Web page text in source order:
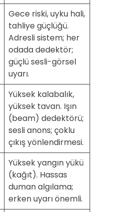
Gece riski, uyku hali,
tahliye güçlüğü.
Adresli sistem; her
odada dedektör;
güçlü sesli-görsel
uyarı.
Yüksek kalabalık,
yüksek tavan. Işın
(beam) dedektörü;
sesli anons; çoklu
çıkış yönlendirmesi.
Yüksek yangın yükü
(kağıt). Hassas
duman algılama;
erken uyarı önemli.